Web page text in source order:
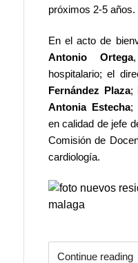
próximos 2-5 años.
En el acto de
Antonio Ortega
hospitalario; el
Fernández Plaza;
Antonia Estecha;
en calidad de jefe
Comisión de
cardiología.
Continue reading